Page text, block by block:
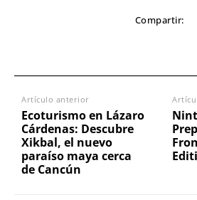
Compartir:
Artículo anterior
Ecoturismo en Lázaro
Cárdenas: Descubre
Xikbal, el nuevo
paraíso maya cerca
de Cancún